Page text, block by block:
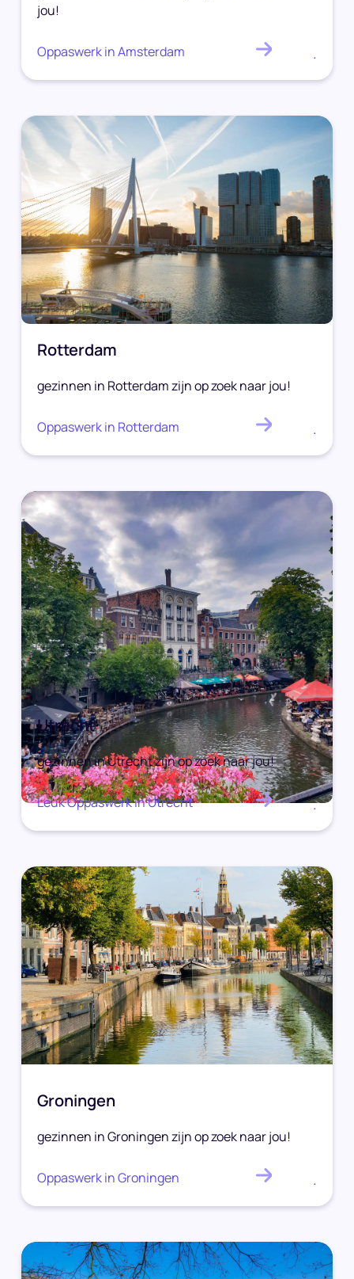
jou!
Oppaswerk in Amsterdam .
Rotterdam
gezinnen in Rotterdam zijn op zoek naar jou!
Oppaswerk in Rotterdam .
Utrecht
gezinnen in Utrecht zijn op zoek naar jou!
Leuk Oppaswerk in Utrecht .
Groningen
gezinnen in Groningen zijn op zoek naar jou!
Oppaswerk in Groningen .